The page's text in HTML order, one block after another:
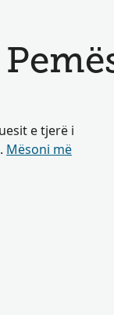
e tjerë i
Mësoni më